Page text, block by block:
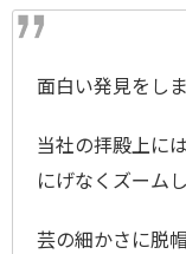
面白い発見をしま
当社の拝殿上に
にげなくズーム
芸の細かさに脱